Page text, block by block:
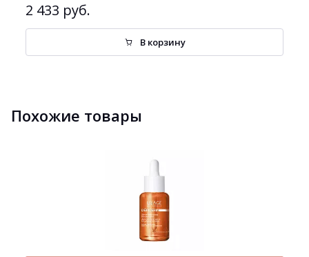
2 433 руб.
В корзину
Похожие товары